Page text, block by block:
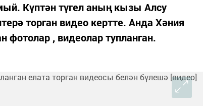
Күптән түгел аның кызы Алсу
торган видео кертте. Анда Хәния
фотолар , видеолар тупланган.